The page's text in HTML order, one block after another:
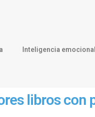
Inteligencia emocional
libros con